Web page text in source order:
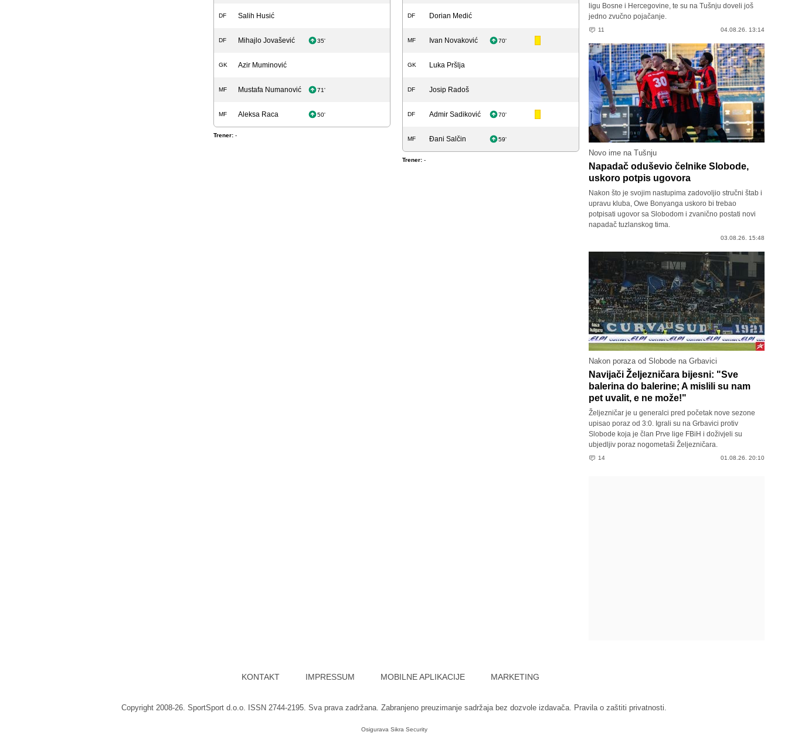
DF Salih Husić
DF Mihajlo Jovašević 35'
GK Azir Muminović
MF Mustafa Numanović 71'
MF Aleksa Raca 50'
Trener: -
DF Dorian Medić
MF Ivan Novaković 70'
GK Luka Pršlja
DF Josip Radoš
DF Admir Sadiković 70'
MF Đani Salčin 59'
Trener: -
ligu Bosne i Hercegovine, te su na Tušnju doveli još
jedno zvučno pojačanje.
11 04.08.26. 13:14
Novo ime na Tušnju
Napadač oduševio čelnike Slobode,
uskoro potpis ugovora
Nakon što je svojim nastupima zadovoljio stručni štab i
upravu kluba, Owe Bonyanga uskoro bi trebao
potpisati ugovor sa Slobodom i zvanično postati novi
napadač tuzlanskog tima.
03.08.26. 15:48
Nakon poraza od Slobode na Grbavici
Navijači Željezničara bijesni: "Sve
balerina do balerine; A mislili su nam
pet uvalit, e ne može!"
Željezničar je u generalci pred početak nove sezone
upisao poraz od 3:0. Igrali su na Grbavici protiv
Slobode koja je član Prve lige FBiH i doživjeli su
ubjedljiv poraz nogometaši Željezničara.
14 01.08.26. 20:10
KONTAKT IMPRESSUM MOBILNE APLIKACIJE MARKETING
Copyright 2008-26. SportSport d.o.o. ISSN 2744-2195. Sva prava zadržana. Zabranjeno preuzimanje sadržaja bez dozvole izdavača. Pravila o zaštiti privatnosti.
Osigurava Sikra Security